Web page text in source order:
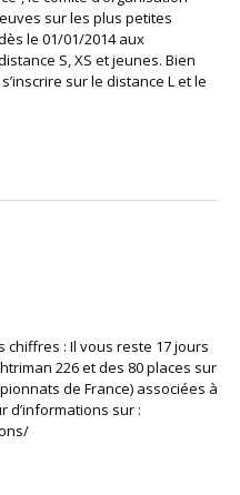
sur les plus petites
le 01/01/2014 aux
S, XS et jeunes. Bien
sur le distance L et le
chiffres : Il vous reste 17 jours
226 et des 80 places sur
de France) associées à
d’informations sur :